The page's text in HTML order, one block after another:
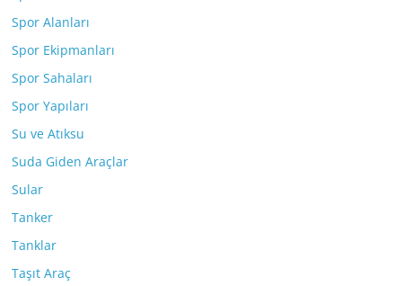
Spor Alanları
Spor Ekipmanları
Spor Sahaları
Spor Yapıları
Su ve Atıksu
Suda Giden Araçlar
Sular
Tanker
Tanklar
Taşıt Araç